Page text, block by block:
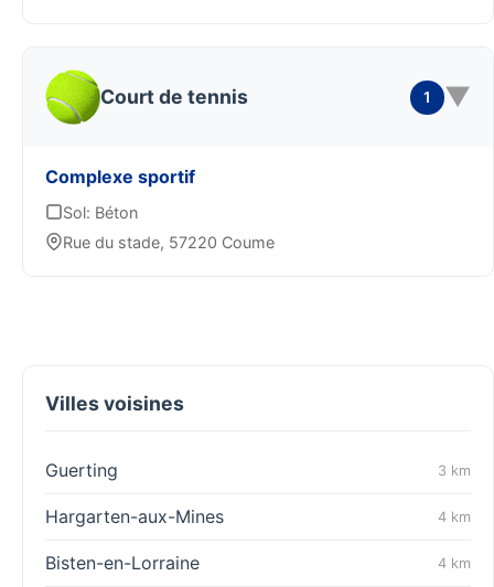
Court de tennis 1 ▼
Complexe sportif
Sol: Béton
Rue du stade, 57220 Coume
Villes voisines
Guerting 3 km
Hargarten-aux-Mines 4 km
Bisten-en-Lorraine 4 km